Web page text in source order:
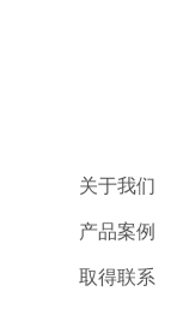
关于我们
产品案例
取得联系